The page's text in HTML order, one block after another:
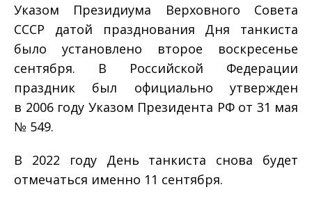
Указом Президиума Верховного Совета
СССР датой празднования Дня танкиста
было установлено второе воскресенье
сентября. В Российской Федерации
праздник был официально утвержден
в 2006 году Указом Президента РФ от 31 мая
№ 549.
В 2022 году День танкиста снова будет
отмечаться именно 11 сентября.